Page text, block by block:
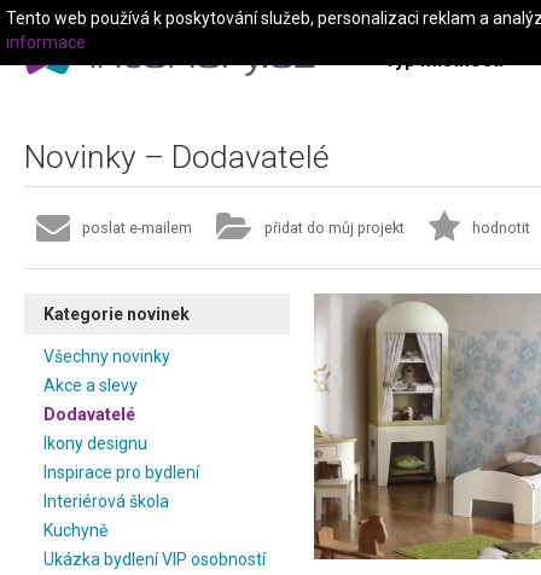
Typ místnosti
Novinky – Dodavatelé
poslat e-mailem přidat do můj projekt hodnotit
Kategorie novinek
Všechny novinky
Akce a slevy
Dodavatelé
Ikony designu
Inspirace pro bydlení
Interiérová škola
Kuchyně
Ukázka bydlení VIP osobností
Tento web používá k poskytování služeb, personalizaci reklam a
informace